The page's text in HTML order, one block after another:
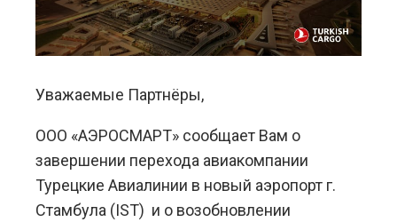
Уважаемые Партнёры,
ООО «АЭРОСМАРТ» сообщает Вам о
завершении перехода авиакомпании
Турецкие Авиалинии в новый аэропорт г.
Стамбула (IST) и о возобновлении